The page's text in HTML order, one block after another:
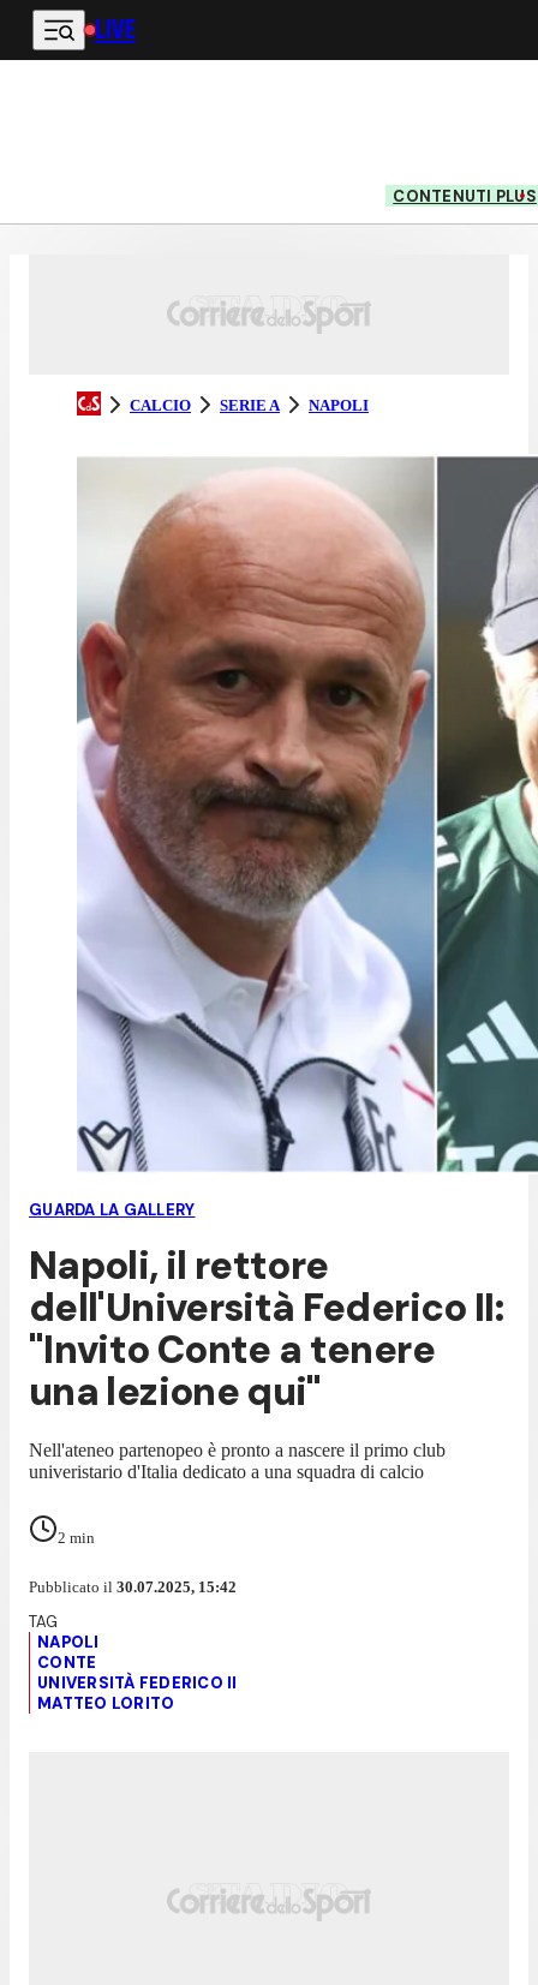
Vai al contenuto principale
LIVE
CONTENUTI PLUS
CALCIO SERIE A NAPOLI
GUARDA LA GALLERY
Napoli, il rettore
dell'Università Federico II:
"Invito Conte a tenere
una lezione qui"
Nell'ateneo partenopeo è pronto a nascere il primo club
univeristario d'Italia dedicato a una squadra di calcio
2 min
Pubblicato il 30.07.2025, 15:42
NAPOLI
CONTE
UNIVERSITÀ FEDERICO II
MATTEO LORITO